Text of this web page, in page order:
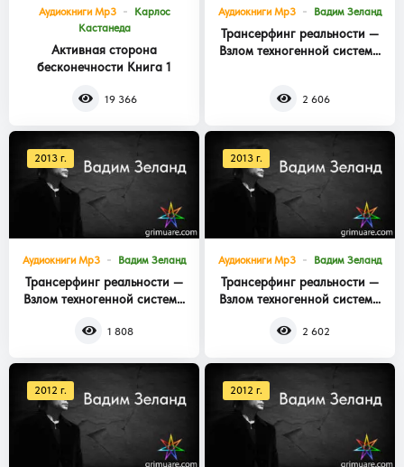
Аудиокниги Mp3
Карлос
Кастанеда
Активная сторона
бесконечности Книга 1
19 366
Аудиокниги Mp3 Вадим Зеланд
Трансерфинг реальности —
Взлом техногенной системы
2 606
2013 г.
Аудиокниги Mp3 Вадим Зеланд
Трансерфинг реальности —
Взлом техногенной системы
1 808
2013 г.
Аудиокниги Mp3 Вадим Зеланд
Трансерфинг реальности —
Взлом техногенной системы
2 602
2012 г. 2012 г.